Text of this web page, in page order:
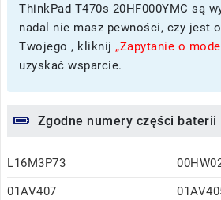
ThinkPad T470s 20HF000YMC są
nadal nie masz pewności, czy jest
Twojego , kliknij „Zapytanie o
uzyskać wsparcie.
Zgodne numery części baterii
L16M3P73
01AV407